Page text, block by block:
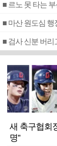
■ 르노 못 타는
■ 마산 원도심 행
새 축구협회
명”